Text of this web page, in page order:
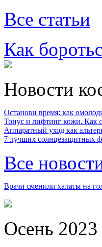
Все статьи
Как
Новости
Останови время: как
Тонус и лифтинг кожи. Как
Аппаратный уход как
7 лучших солнцезащитных
Все
Врачи сменили халаты на
Осень 2023